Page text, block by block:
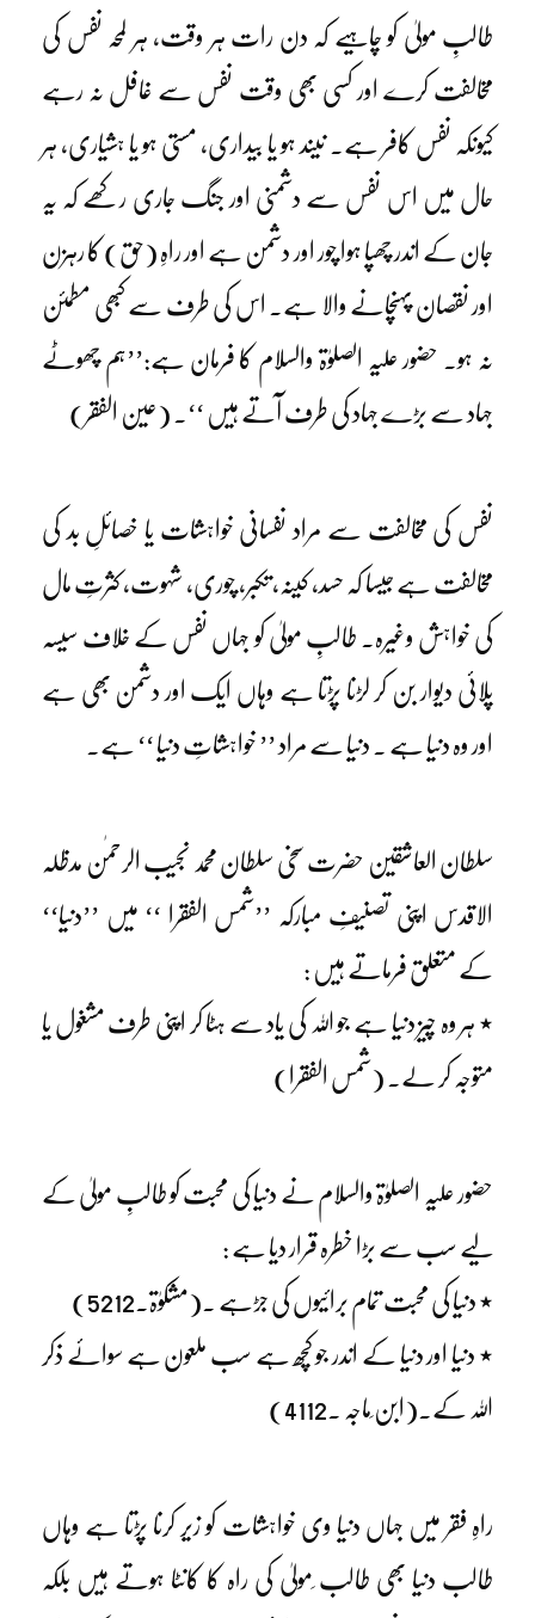
طالبِ مولیٰ کو چاہیے کہ دن رات ہر وقت، ہر لمحہ نفس کی
مخالفت کرے اور کسی بھی وقت نفس سے غافل نہ رہے
کیونکہ نفس کافر ہے۔ نیند ہو یا بیداری، مستی ہو یا ہشیاری، ہر
حال میں اس نفس سے دشمنی اور جنگ جاری رکھے کہ یہ
جان کے اندر چھپا ہوا چور اور دشمن ہے اور راہِ (حق) کا رہزن
اور نقصان پہنچانے والا ہے۔ اس کی طرف سے کبھی مطمئن
نہ ہو۔ حضور علیہ الصلوٰۃ والسلام کا فرمان ہے:’’ہم چھوٹے
جہاد سے بڑے جہاد کی طرف آتے ہیں ‘‘۔ (عین الفقر)
نفس کی مخالفت سے مراد نفسانی خواہشات یا خصائلِ بد کی
مخالفت ہے جیسا کہ حسد، کینہ، تکبر، چوری، شہوت، کثرتِ مال
کی خواہش وغیرہ۔ طالبِ مولیٰ کو جہاں نفس کے خلاف سیسہ
پلائی دیوار بن کر لڑنا پڑتا ہے وہاں ایک اور دشمن بھی ہے
اور وہ دنیا ہے ۔ دنیا سے مراد ’’ خواہشاتِ دنیا ‘‘ ہے۔
سلطان العاشقین حضرت سخی سلطان محمد نجیب الرحمٰن مدظلہ
الاقدس اپنی تصنیفِ مبارکہ ’’شمس الفقرا ‘‘ میں ’’دنیا‘‘
کے متعلق فرماتے ہیں :
٭ ہر وہ چیز دنیا ہے جو اللہ کی یاد سے ہٹا کر اپنی طرف مشغول یا
متوجہ کر لے۔ (شمس الفقرا)
حضور علیہ الصلوٰۃ والسلام نے دنیا کی محبت کو طالبِ مولیٰ کے
لیے سب سے بڑا خطرہ قرار دیا ہے :
٭ دنیا کی محبت تمام برائیوں کی جڑہے ۔(مشکوٰۃ۔5212)
٭ دنیا اور دنیا کے اندر جو کچھ ہے سب ملعون ہے سوائے ذکر
اللہ کے۔(ابن ِماجہ ۔4112)
راہِ فقر میں جہاں دنیا وی خواہشات کو زیر کرنا پڑتا ہے وہاں
طالب دنیا بھی طالب ِمولیٰ کی راہ کا کانٹا ہوتے ہیں بلکہ